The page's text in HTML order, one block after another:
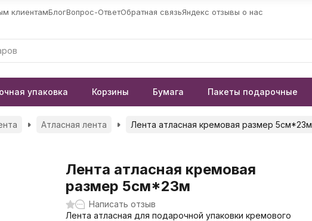
клиентамБлогВопрос-ОтветОбратная связьЯндекс отзывы о нас
упаковка Корзины Бумага Пакеты подарочные
Атласная лента Лента атласная кремовая размер 5см*23м
Лента атласная кремовая
размер 5см*23м
Написать отзыв
Лента атласная для подарочной упаковки кремового